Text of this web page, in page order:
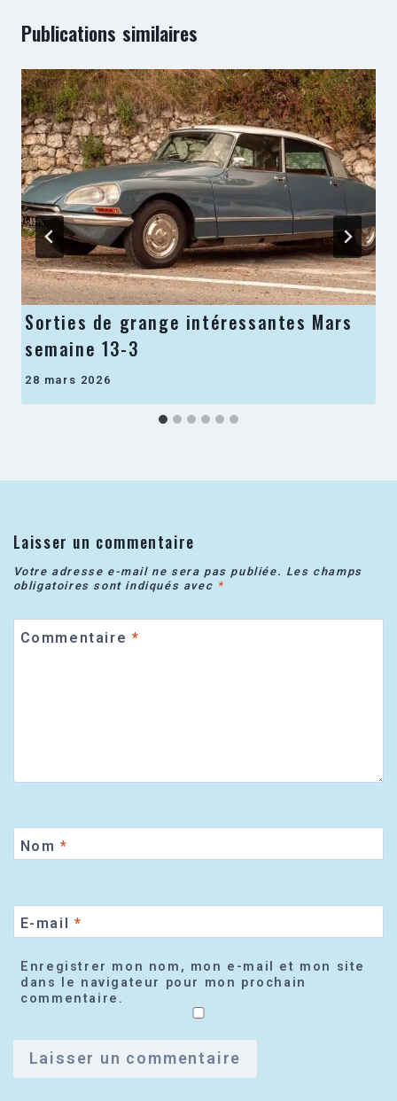
Publications similaires
Sorties de grange intéressantes Mars
semaine 13-3
28 mars 2026
Laisser un commentaire
Votre adresse e-mail ne sera pas publiée. Les champs
obligatoires sont indiqués avec *
Commentaire *
Nom *
E-mail *
Enregistrer mon nom, mon e-mail et mon site
dans le navigateur pour mon prochain
commentaire.